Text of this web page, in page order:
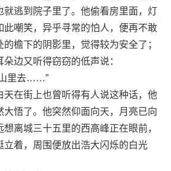
就逃到院子里了。他偷看房里面，灯
此嘲笑，异乎寻常的怕人，便再不敢
檐下的阴影里，觉得较为安全了；
边又听得窃窃的低声说：
里去……”
在街上也曾听得有人说这种话，他
大悟了。他突然仰面向天，月亮已向
离城三十五里的西高峰正在眼前，
着，周围便放出浩大闪烁的白光